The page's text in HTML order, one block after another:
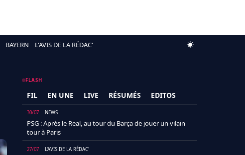
BAYERN L'AVIS DE LA RÉDAC'
FLASH
FIL EN UNE LIVE RÉSUMÉS EDITOS
30/07 NEWS
PSG : Après le Real, au tour du Barça de jouer un vilain
tour à Paris
27/07 L'AVIS DE LA RÉDAC'